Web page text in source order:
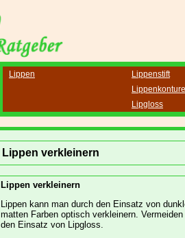
Lippen
Lippenstift
Lipgloss
Lippen verkleinern
Lippen verkleinern
Lippen kann man durch den Einsatz von
matten Farben optisch verkleinern.
den Einsatz von Lipgloss.